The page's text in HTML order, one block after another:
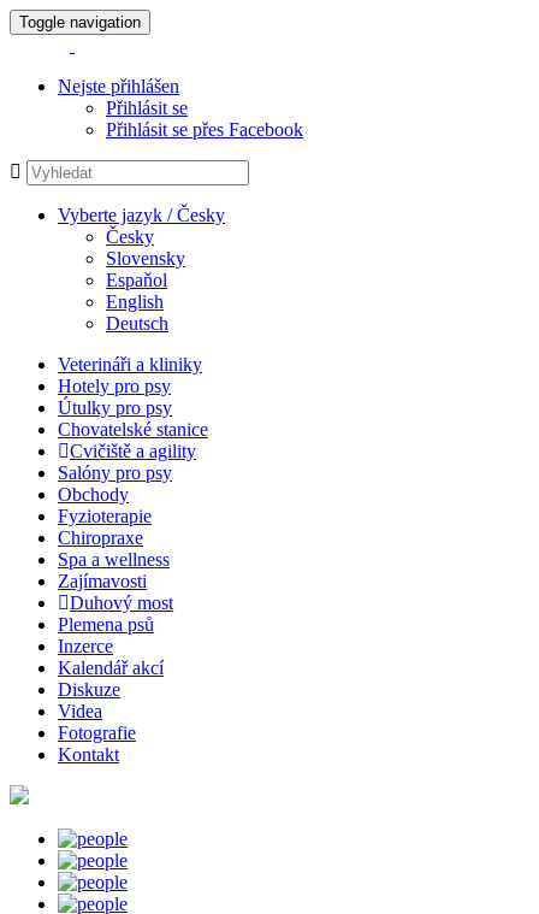
Toggle navigation
Nejste přihlášen
Přihlásit se
Přihlásit se přes Facebook
Vyberte jazyk / Česky
Česky
Slovensky
Espaňol
English
Deutsch
Veterináři a kliniky
Hotely pro psy
Útulky pro psy
Chovatelské stanice
Cvičiště a agility
Salóny pro psy
Obchody
Fyzioterapie
Chiropraxe
Spa a wellness
Zajímavosti
Duhový most
Plemena psů
Inzerce
Kalendář akcí
Diskuze
Videa
Fotografie
Kontakt